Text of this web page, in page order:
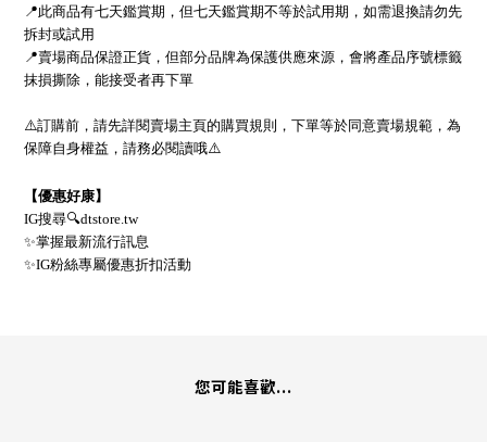
📍此商品有七天鑑賞期，但七天鑑賞期不等於試用期， 如需退換請勿先
拆封或試用
📍賣場商品保證正貨，但部分品牌為保護供應來源，會將產品序號標籤
抹損撕除，能接受者再下單
⚠訂購前，請先詳閱賣場主頁的購買規則，下單等於同意賣場規範，為
保障自身權益，請務必閱讀哦⚠
【優惠好康】
IG搜尋🔍dtstore.tw
✨掌握最新流行訊息
✨IG粉絲專屬優惠折扣活動
您可能喜歡...